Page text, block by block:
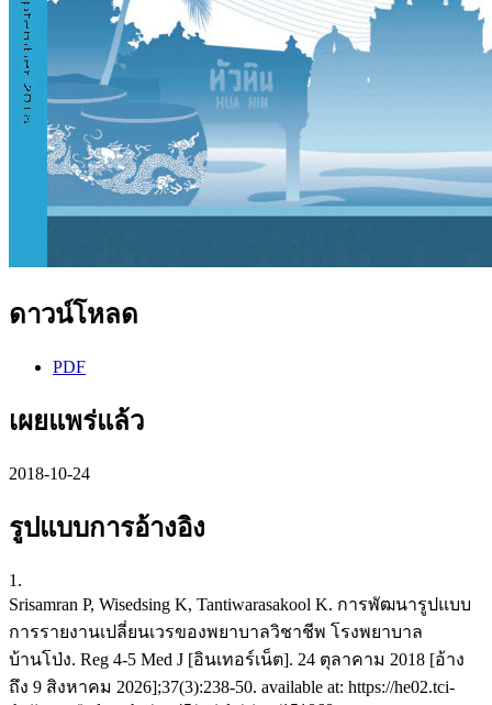
ดาวน์โหลด
PDF
เผยแพร่แล้ว
2018-10-24
รูปแบบการอ้างอิง
1.
Srisamran P, Wisedsing K, Tantiwarasakool K. การพัฒนารูปแบบ
การรายงานเปลี่ยนเวรของพยาบาลวิชาชีพ โรงพยาบาล
บ้านโป่ง. Reg 4-5 Med J [อินเทอร์เน็ต]. 24 ตุลาคาม 2018 [อ้าง
ถึง 9 สิงหาคม 2026];37(3):238-50. available at: https://he02.tci-